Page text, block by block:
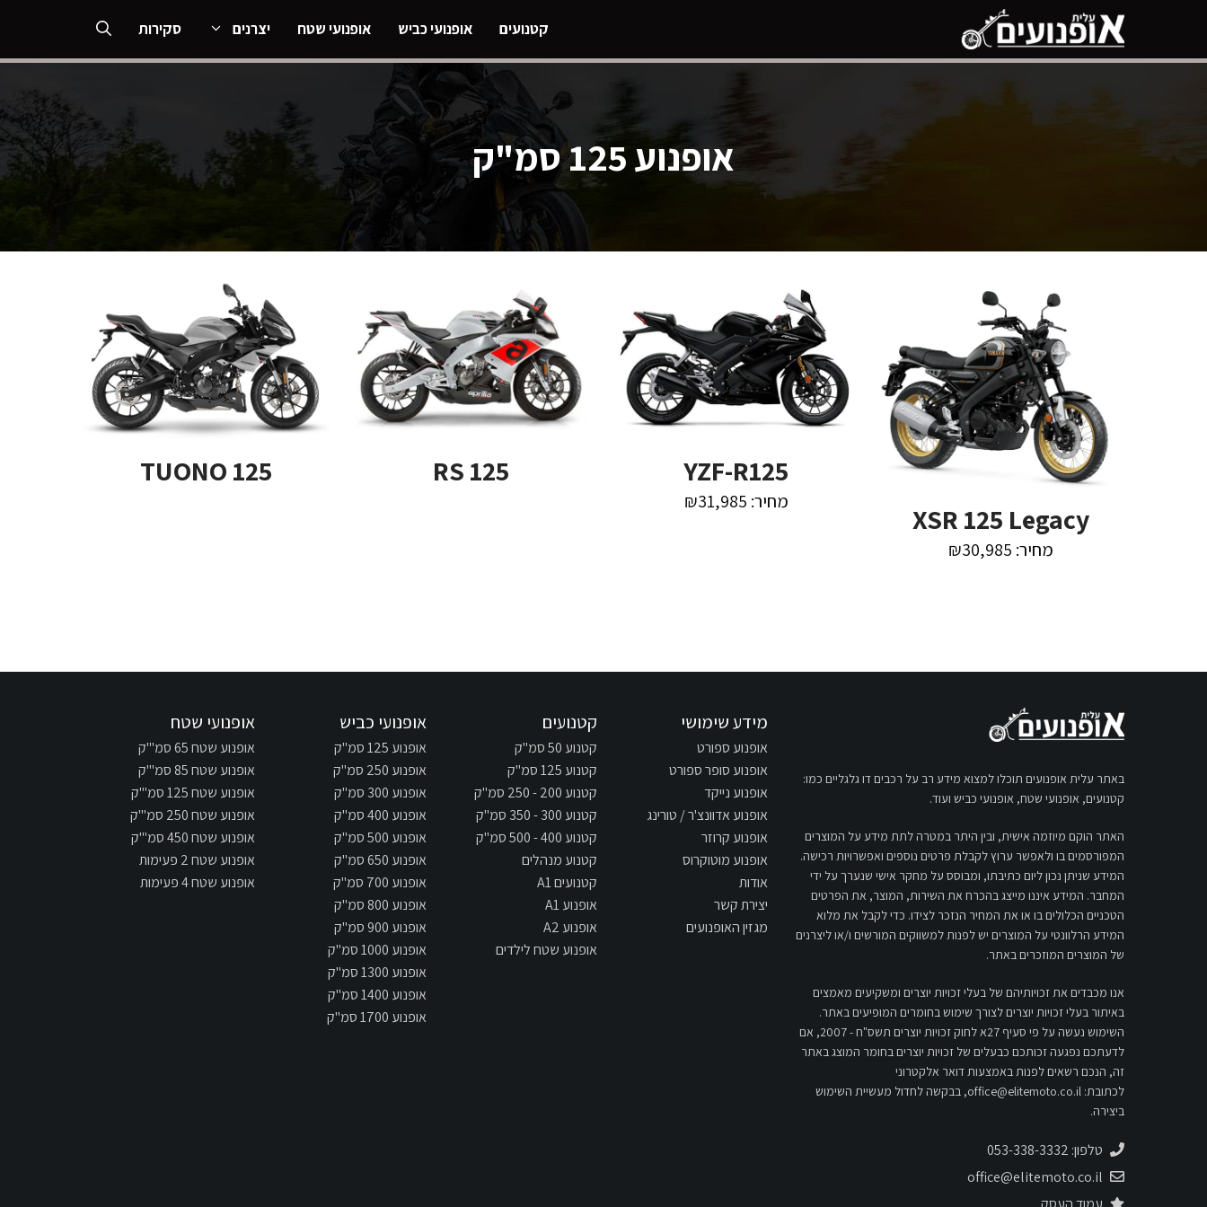
קטנועים אופנועי כביש אופנועי שטח יצרנים סקירות
אופנוע 125 סמ"ק
XSR 125 Legacy
מחיר: ₪30,985
YZF-R125
מחיר: ₪31,985
RS 125
TUONO 125
באתר עלית אופנועים תוכלו למצוא מידע רב על רכבים דו גלגליים כמו:
קטנועים, אופנועי שטח, אופנועי כביש ועוד.
האתר הוקם מיוזמה אישית, ובין היתר במטרה לתת מידע על המוצרים
המפורסמים בו ולאפשר ערוץ לקבלת פרטים נוספים ואפשרויות רכישה.
המידע שניתן נכון ליום כתיבתו, ומבוסס על מחקר אישי שנערך על ידי
המחבר. המידע איננו מייצג בהכרח את השירות, המוצר, את הפרטים
הטכניים הכלולים בו או את המחיר הנזכר לצידו. כדי לקבל את מלוא
המידע הרלוונטי על המוצרים יש לפנות למשווקים המורשים ו/או ליצרנים
של המוצרים המוזכרים באתר.
אנו מכבדים את זכויותיהם של בעלי זכויות יוצרים ומשקיעים מאמצים
באיתור בעלי זכויות יוצרים לצורך שימוש בחומרים המופיעים באתר.
השימוש נעשה על פי סעיף 27א לחוק זכויות יוצרים תשס"ח - 2007, אם
לדעתכם נפגעה זכותכם כבעלים של זכויות יוצרים בחומר המוצג באתר
זה, הנכם רשאים לפנות באמצעות דואר אלקטרוני
לכתובת: office@elitemoto.co.il, בבקשה לחדול מעשיית השימוש
ביצירה.
טלפון: 053-338-3332
office@elitemoto.co.il
מידע שימושי
אופנוע ספורט
אופנוע סופר ספורט
אופנוע נייקד
אופנוע אדוונצ'ר / טורינג
אופנוע קרוזר
אופנוע מוטוקרוס
אודות
יצירת קשר
מגזין האופנועים
קטנועים
קטנוע 50 סמ"ק
קטנוע 125 סמ"ק
קטנוע 200 - 250 סמ"ק
קטנוע 300 - 350 סמ"ק
קטנוע 400 - 500 סמ"ק
קטנוע מנהלים
קטנועים A1
אופנוע A1
אופנוע A2
אופנוע שטח לילדים
אופנועי כביש
אופנוע 125 סמ"ק
אופנוע 250 סמ"ק
אופנוע 300 סמ"ק
אופנוע 400 סמ"ק
אופנוע 500 סמ"ק
אופנוע 650 סמ"ק
אופנוע 700 סמ"ק
אופנוע 800 סמ"ק
אופנוע 900 סמ"ק
אופנוע 1000 סמ"ק
אופנוע 1300 סמ"ק
אופנוע 1400 סמ"ק
אופנוע 1700 סמ"ק
אופנועי שטח
אופנוע שטח 65 סמ"'ק
אופנוע שטח 85 סמ"'ק
אופנוע שטח 125 סמ"'ק
אופנוע שטח 250 סמ"'ק
אופנוע שטח 450 סמ"'ק
אופנוע שטח 2 פעימות
אופנוע שטח 4 פעימות